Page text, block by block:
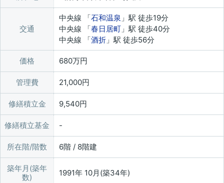
交通
中央線 「石和温泉 」駅 徒歩19分
中央線 「春日居町 」駅 徒歩40分
中央線 「酒折 」駅 徒歩56分
価格 680万円
管理費 21,000円
修繕積立金 9,540円
修繕積立基金
所在階/階数 6階 / 8階建
築年月(築年
数)
1991年 10月(築34年)